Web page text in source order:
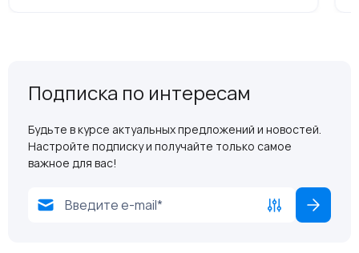
Подписка по интересам
Будьте в курсе актуальных предложений и новостей.
Настройте подписку и получайте только самое
важное для вас!